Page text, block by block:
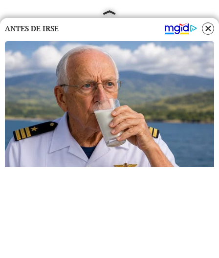
ANTES DE IRSE